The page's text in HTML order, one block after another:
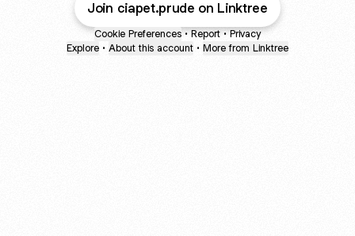
Join ciapet.prude on Linktree
Cookie Preferences • Report • Privacy
Explore • About this account • More from Linktree